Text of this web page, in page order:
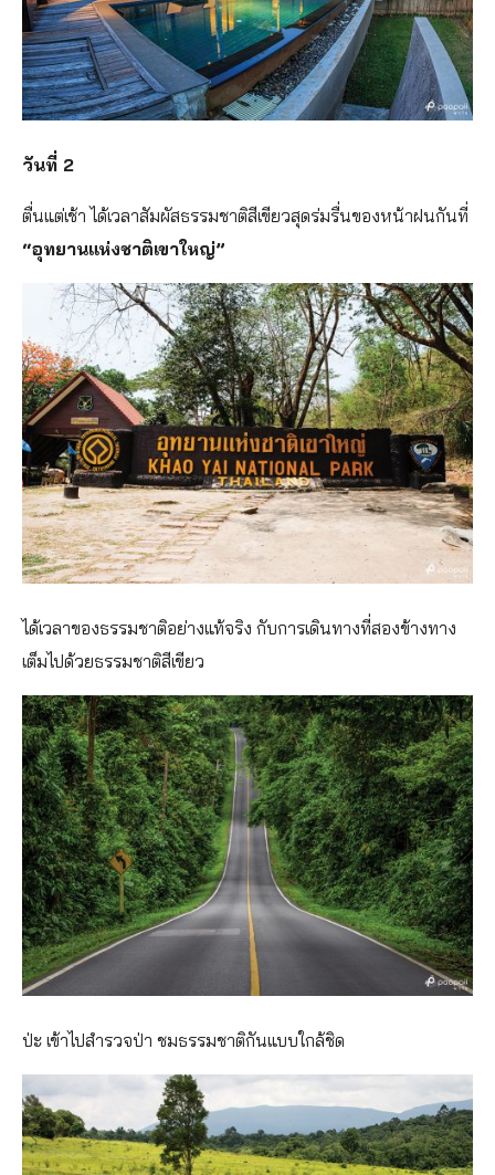
วันที่ 2
ตื่นแต่เช้า ได้เวลาสัมผัสธรรมชาติสีเขียวสุดร่มรื่นของหน้าฝนกันที่
“อุทยานแห่งชาติเขาใหญ่”
ได้เวลาของธรรมชาติอย่างแท้จริง กับการเดินทางที่สองข้างทาง
เต็มไปด้วยธรรมชาติสีเขียว
ป่ะ เข้าไปสำรวจป่า ชมธรรมชาติกันแบบใกล้ชิด